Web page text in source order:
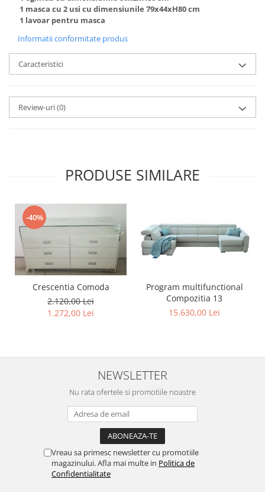
1 masca cu 2 usi cu dimensiunile 79x44xH80 cm
1 lavoar pentru masca
Informatii conformitate produs
Caracteristici
Review-uri(0)
PRODUSE SIMILARE
-40%
Crescentia Comoda
2.120,00 Lei
1.272,00 Lei
Program multifunctional
Compozitia 13
15.630,00 Lei
NEWSLETTER
Nu rata ofertele si promotiile noastre
Vreau sa primesc newsletter cu promotiile
magazinului. Afla mai multe in Politica de
Confidentialitate